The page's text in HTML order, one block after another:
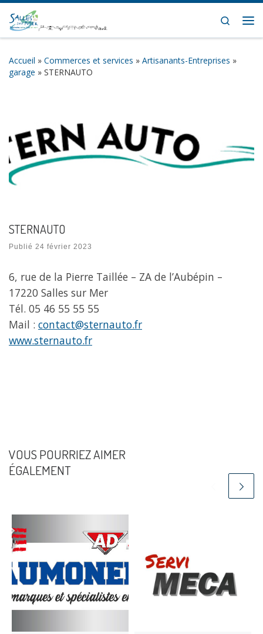
Skip to content
Search
Accueil » Commerces et services » Artisanants-Entreprises »
garage » STERNAUTO
STERNAUTO
Publié 24 février 2023
6, rue de la Pierre Taillée – ZA de l’Aubépin –
17220 Salles sur Mer
Tél. 05 46 55 55 55
Mail : contact@sternauto.fr
www.sternauto.fr
VOUS POURRIEZ AIMER
ÉGALEMENT